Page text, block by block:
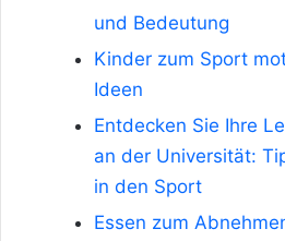
und Bedeutung
Kinder zum Sport
Ideen
Entdecken Sie Ihre
an der Universität:
in den Sport
Essen zum